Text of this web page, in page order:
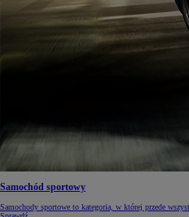
105 300 zł
HYBRID
Samochód sportowy
Samochody sportowe to kategoria, w której przede